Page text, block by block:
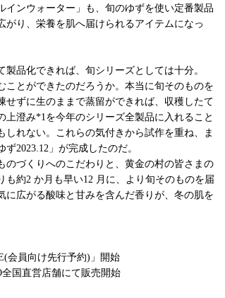
ンウォーター」も、旬のゆずを使い定番製品
り、栄養を肌へ届けられるアイテムになっ
品化できれば、旬シリーズとしては十分。
とができたのだろうか。本当に旬そのものを
ずに生のままで蒸留ができれば、収穫したて
澄み*1を今年のシリーズ全製品に入れること
れない。これらの気付きから試作を重ね、ま
2023.12」が完成したのだ。
のづくりへのこだわりと、黄金の村の皆さまの
約2 か月も早い12 月に、より旬そのものを届
広がる酸味と甘みを含んだ香りが、冬の肌を
会員向け先行予約)」開始
国直営店舗にて販売開始